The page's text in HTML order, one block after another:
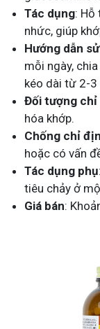
Tác dụng: Hỗ
nhức, giúp
Hướng dẫn
mỗi ngày,
kéo dài từ 2-3
Đối tượng chỉ
hóa khớp.
Chống chỉ
hoặc có vấn
Tác dụng phụ
tiêu chảy ở
Giá bán: